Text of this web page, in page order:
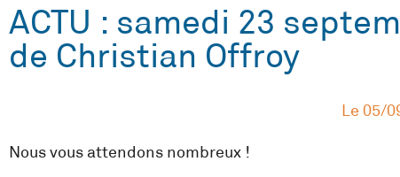
ACTU : samedi 23
de Christian Offroy
Le 05/
Nous vous attendons nombreux !